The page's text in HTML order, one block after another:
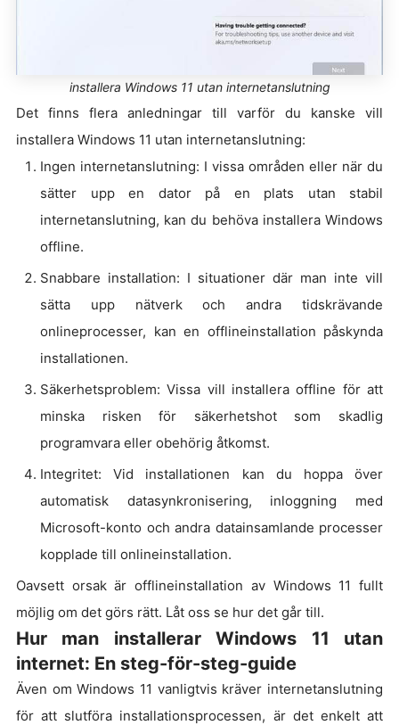
installera Windows 11 utan internetanslutning
Det finns flera anledningar till varför du kanske vill
installera Windows 11 utan internetanslutning:
Ingen internetanslutning: I vissa områden eller när du
sätter upp en dator på en plats utan stabil
internetanslutning, kan du behöva installera Windows
offline.
Snabbare installation: I situationer där man inte vill
sätta upp nätverk och andra tidskrävande
onlineprocesser, kan en offlineinstallation påskynda
installationen.
Säkerhetsproblem: Vissa vill installera offline för att
minska risken för säkerhetshot som skadlig
programvara eller obehörig åtkomst.
Integritet: Vid installationen kan du hoppa över
automatisk datasynkronisering, inloggning med
Microsoft-konto och andra datainsamlande processer
kopplade till onlineinstallation.
Oavsett orsak är offlineinstallation av Windows 11 fullt
möjlig om det görs rätt. Låt oss se hur det går till.
Hur man installerar Windows 11 utan
internet: En steg-för-steg-guide
Även om Windows 11 vanligtvis kräver internetanslutning
för att slutföra installationsprocessen, är det enkelt att